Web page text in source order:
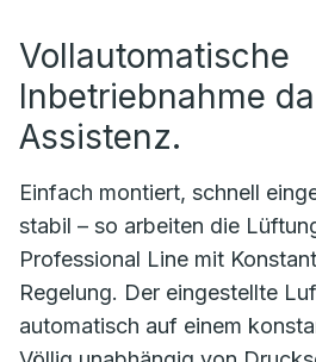
Vollautomatische
Inbetriebnahme
Assistenz.
Einfach montiert, schnell
stabil – so arbeiten die
Professional Line mit
Regelung. Der eingestellte
automatisch auf einem